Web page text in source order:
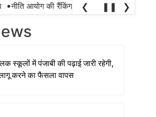
आयोग की रैंकिंग में पंजाब ने केरल को पछाड़ा; शिक्षा
❮ ❚❚ ❯
स्कूलों में पंजाबी की पढ़ाई जारी रहेगी,
करने का फैसला वापस